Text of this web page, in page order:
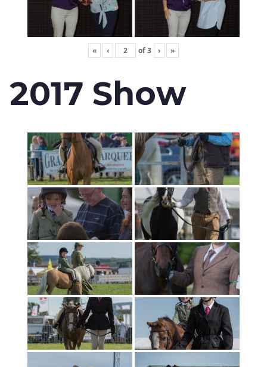
« ‹ of3 › »
2017 Show